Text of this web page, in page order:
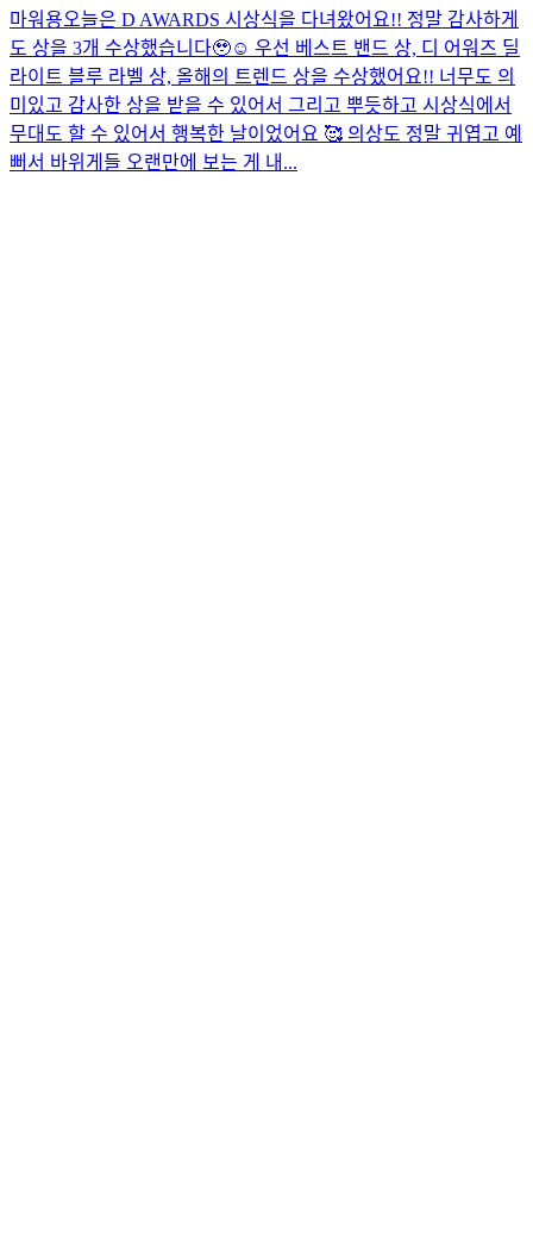
마워용오늘은 D AWARDS 시상식을 다녀왔어요!! 정말 감사하게
도 상을 3개 수상했습니다🥹☺️ 우선 베스트 밴드 상, 디 어워즈 딜
라이트 블루 라벨 상, 올해의 트렌드 상을 수상했어요!! 너무도 의
미있고 감사한 상을 받을 수 있어서 그리고 뿌듯하고 시상식에서
무대도 할 수 있어서 행복한 날이었어요 🥰 의상도 정말 귀엽고 예
뻐서 바위게들 오랜만에 보는 게 내...